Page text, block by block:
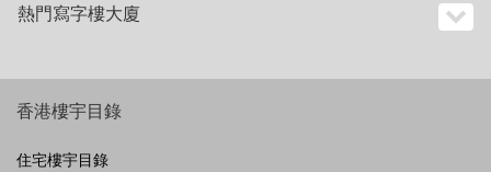
熱門寫字樓大廈
香港樓宇目錄
住宅樓宇目錄